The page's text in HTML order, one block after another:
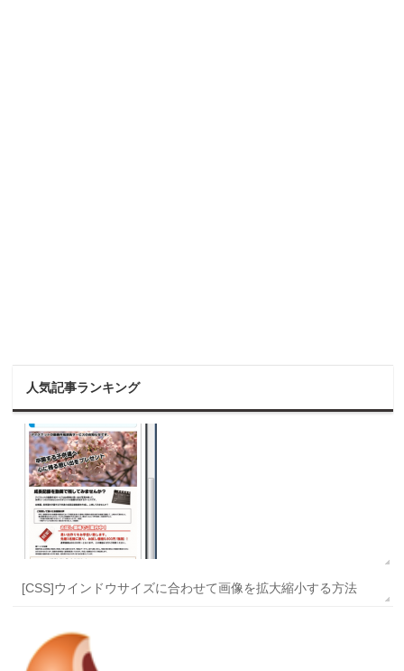
人気記事ランキング
[CSS]ウインドウサイズに合わせて画像を拡大縮小する方法